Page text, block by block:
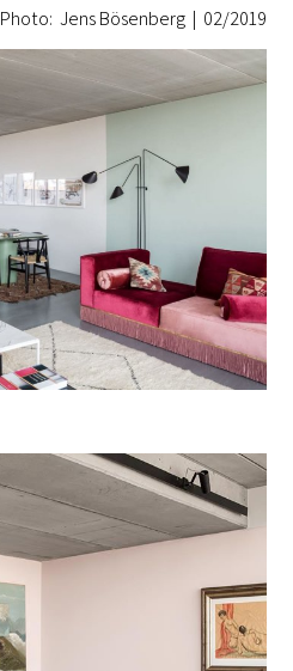
02/2019
|
Photo: Jens Bösenberg